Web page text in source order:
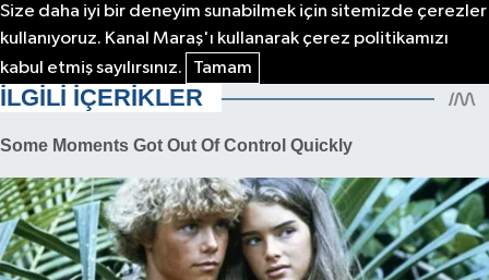
Size daha iyi bir deneyim sunabilmek için sitemizde çerezler
kullanıyoruz. Kanal Maraş'ı kullanarak çerez politikamızı
kabul etmiş sayılırsınız.
Tamam